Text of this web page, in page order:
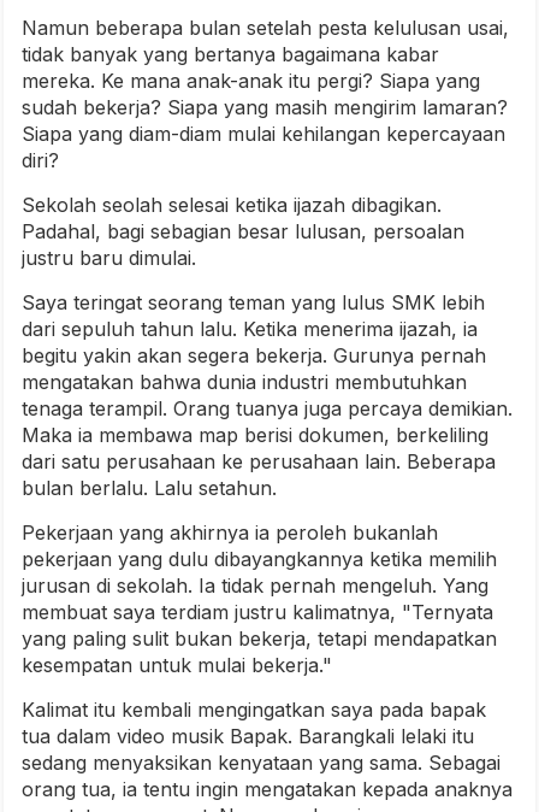
Namun beberapa bulan setelah pesta kelulusan usai,
tidak banyak yang bertanya bagaimana kabar
mereka. Ke mana anak-anak itu pergi? Siapa yang
sudah bekerja? Siapa yang masih mengirim lamaran?
Siapa yang diam-diam mulai kehilangan kepercayaan
diri?
Sekolah seolah selesai ketika ijazah dibagikan.
Padahal, bagi sebagian besar lulusan, persoalan
justru baru dimulai.
Saya teringat seorang teman yang lulus SMK lebih
dari sepuluh tahun lalu. Ketika menerima ijazah, ia
begitu yakin akan segera bekerja. Gurunya pernah
mengatakan bahwa dunia industri membutuhkan
tenaga terampil. Orang tuanya juga percaya demikian.
Maka ia membawa map berisi dokumen, berkeliling
dari satu perusahaan ke perusahaan lain. Beberapa
bulan berlalu. Lalu setahun.
Pekerjaan yang akhirnya ia peroleh bukanlah
pekerjaan yang dulu dibayangkannya ketika memilih
jurusan di sekolah. Ia tidak pernah mengeluh. Yang
membuat saya terdiam justru kalimatnya, "Ternyata
yang paling sulit bukan bekerja, tetapi mendapatkan
kesempatan untuk mulai bekerja."
Kalimat itu kembali mengingatkan saya pada bapak
tua dalam video musik Bapak. Barangkali lelaki itu
sedang menyaksikan kenyataan yang sama. Sebagai
orang tua, ia tentu ingin mengatakan kepada anaknya